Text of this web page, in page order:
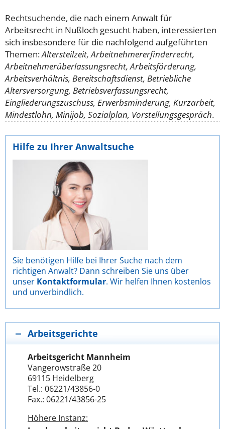
Rechtsuchende, die nach einem Anwalt für
Arbeitsrecht in Nußloch gesucht haben, interessierten
sich insbesondere für die nachfolgend aufgeführten
Themen:Altersteilzeit, Arbeitnehmererfinderrecht,
Arbeitnehmerüberlassungsrecht, Arbeitsförderung,
Arbeitsverhältnis, Bereitschaftsdienst, Betriebliche
Altersversorgung, Betriebsverfassungsrecht,
Eingliederungszuschuss, Erwerbsminderung, Kurzarbeit,
Mindestlohn, Minijob, Sozialplan, Vorstellungsgespräch.
Hilfe zu Ihrer Anwaltsuche
Sie benötigen Hilfe bei Ihrer Suche nach dem
richtigen Anwalt? Dann schreiben Sie uns über
unser Kontaktformular. Wir helfen Ihnen kostenlos
und unverbindlich.
Arbeitsgerichte
Arbeitsgericht Mannheim
Vangerowstraße 20
69115 Heidelberg
Tel.: 06221/43856-0
Fax.: 06221/43856-25
Höhere Instanz: